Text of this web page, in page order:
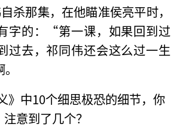
杀那集，在他瞄准侯亮平时，
字的：“第一课，如果回到过
过去，祁同伟还会这么过一生